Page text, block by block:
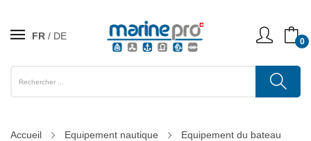
FR DE 0
Accueil Equipement nautique
Equipement du bateau